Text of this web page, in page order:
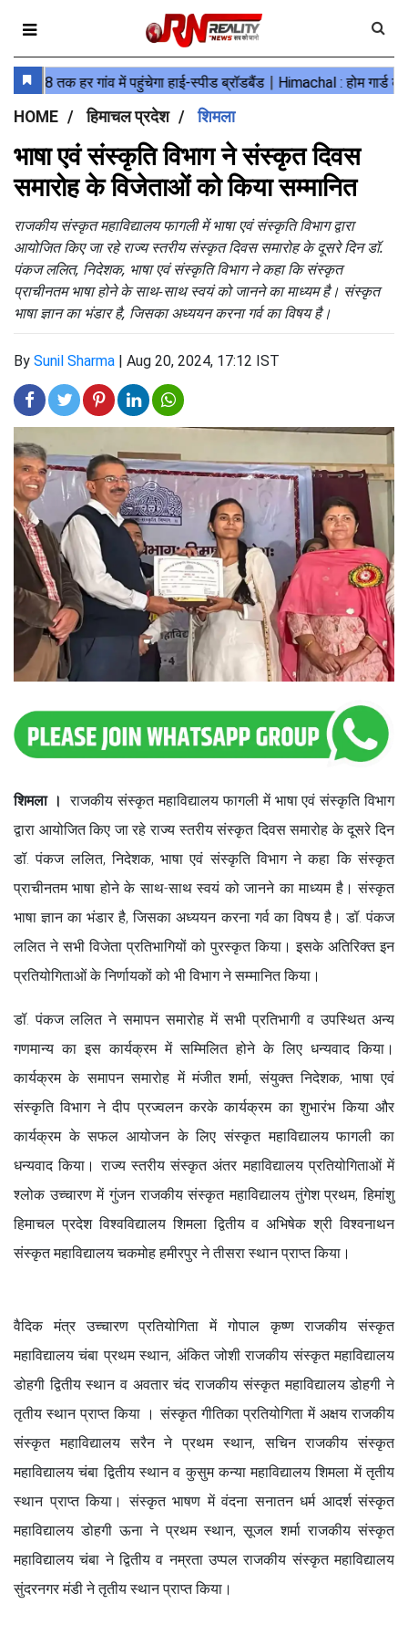
HOME हिमाचल प्रदेश शिमला
भाषा एवं संस्कृति विभाग ने संस्कृत दिवस
समारोह के विजेताओं को किया सम्मानित
राजकीय संस्कृत महाविद्यालय फागली में भाषा एवं संस्कृति विभाग द्वारा
आयोजित किए जा रहे राज्य स्तरीय संस्कृत दिवस समारोह के दूसरे दिन डॉ.
पंकज ललित, निदेशक, भाषा एवं संस्कृति विभाग ने कहा कि संस्कृत
प्राचीनतम भाषा होने के साथ-साथ स्वयं को जानने का माध्यम है। संस्कृत
भाषा ज्ञान का भंडार है, जिसका अध्ययन करना गर्व का विषय है।
By Sunil Sharma | Aug 20, 2024, 17:12 IST
शिमला । राजकीय संस्कृत महाविद्यालय फागली में भाषा एवं संस्कृति विभाग
द्वारा आयोजित किए जा रहे राज्य स्तरीय संस्कृत दिवस समारोह के दूसरे दिन
डॉ. पंकज ललित, निदेशक, भाषा एवं संस्कृति विभाग ने कहा कि संस्कृत
प्राचीनतम भाषा होने के साथ-साथ स्वयं को जानने का माध्यम है। संस्कृत
भाषा ज्ञान का भंडार है, जिसका अध्ययन करना गर्व का विषय है। डॉ. पंकज
ललित ने सभी विजेता प्रतिभागियों को पुरस्कृत किया। इसके अतिरिक्त इन
प्रतियोगिताओं के निर्णायकों को भी विभाग ने सम्मानित किया।
डॉ. पंकज ललित ने समापन समारोह में सभी प्रतिभागी व उपस्थित अन्य
गणमान्य का इस कार्यक्रम में सम्मिलित होने के लिए धन्यवाद किया।
कार्यक्रम के समापन समारोह में मंजीत शर्मा, संयुक्त निदेशक, भाषा एवं
संस्कृति विभाग ने दीप प्रज्वलन करके कार्यक्रम का शुभारंभ किया और
कार्यक्रम के सफल आयोजन के लिए संस्कृत महाविद्यालय फागली का
धन्यवाद किया। राज्य स्तरीय संस्कृत अंतर महाविद्यालय प्रतियोगिताओं में
श्लोक उच्चारण में गुंजन राजकीय संस्कृत महाविद्यालय तुंगेश प्रथम, हिमांशु
हिमाचल प्रदेश विश्वविद्यालय शिमला द्वितीय व अभिषेक श्री विश्वनाथन
संस्कृत महाविद्यालय चकमोह हमीरपुर ने तीसरा स्थान प्राप्त किया।
वैदिक मंत्र उच्चारण प्रतियोगिता में गोपाल कृष्ण राजकीय संस्कृत
महाविद्यालय चंबा प्रथम स्थान, अंकित जोशी राजकीय संस्कृत महाविद्यालय
डोहगी द्वितीय स्थान व अवतार चंद राजकीय संस्कृत महाविद्यालय डोहगी ने
तृतीय स्थान प्राप्त किया । संस्कृत गीतिका प्रतियोगिता में अक्षय राजकीय
संस्कृत महाविद्यालय सरैन ने प्रथम स्थान, सचिन राजकीय संस्कृत
महाविद्यालय चंबा द्वितीय स्थान व कुसुम कन्या महाविद्यालय शिमला में तृतीय
स्थान प्राप्त किया। संस्कृत भाषण में वंदना सनातन धर्म आदर्श संस्कृत
महाविद्यालय डोहगी ऊना ने प्रथम स्थान, सूजल शर्मा राजकीय संस्कृत
महाविद्यालय चंबा ने द्वितीय व नम्रता उप्पल राजकीय संस्कृत महाविद्यालय
सुंदरनगर मंडी ने तृतीय स्थान प्राप्त किया।